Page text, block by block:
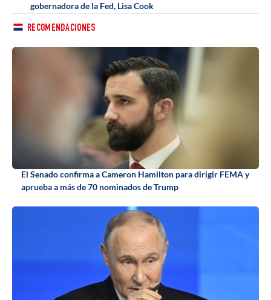
gobernadora de la Fed, Lisa Cook
RECOMENDACIONES
El Senado confirma a Cameron Hamilton para dirigir FEMA y
aprueba a más de 70 nominados de Trump